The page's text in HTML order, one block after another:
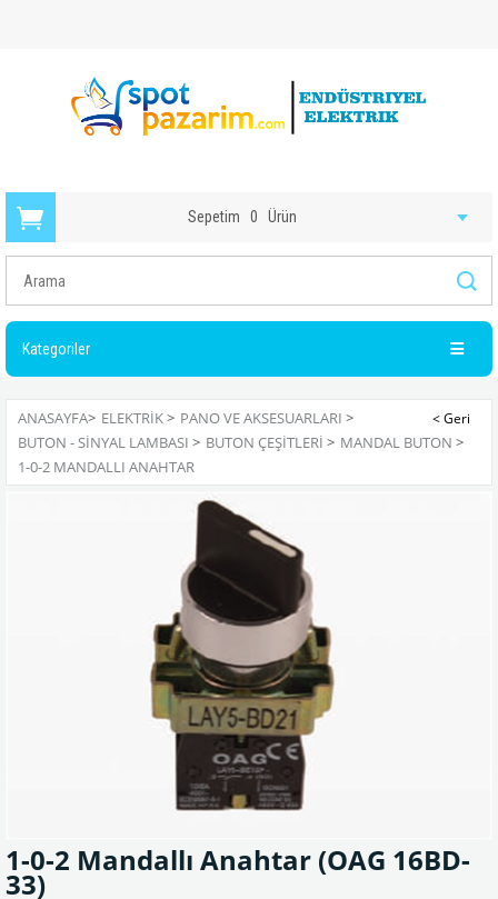
Sepetim 0 Ürün
Kategoriler
ANASAYFA> ELEKTRIK> PANO VE AKSESUARLARI >
BUTON - SINYAL LAMBASI > BUTON ÇEŞITLERI > MANDAL BUTON >
1-0-2 MANDALLI ANAHTAR
1-0-2 Mandallı Anahtar (OAG 16BD-
33)